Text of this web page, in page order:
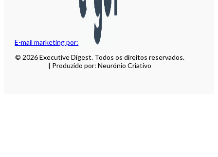
E-mail marketing por:
© 2026 Executive Digest. Todos os direitos reservados.
| Produzido por: Neurónio Criativo